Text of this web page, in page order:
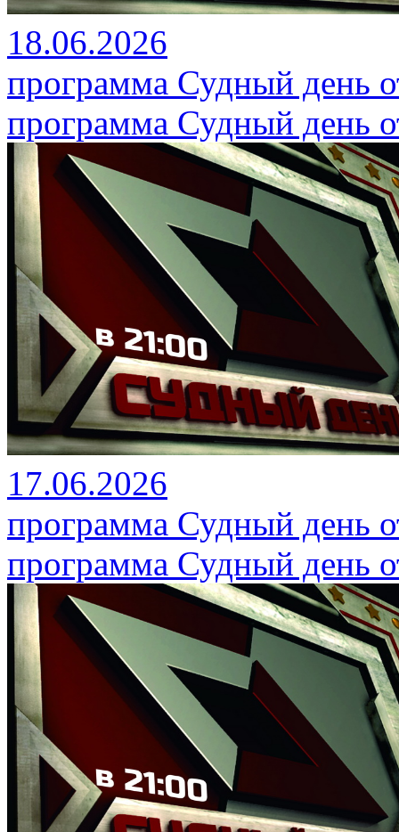
18.06.2026
программа Судный день
программа Судный день
17.06.2026
программа Судный день
программа Судный день